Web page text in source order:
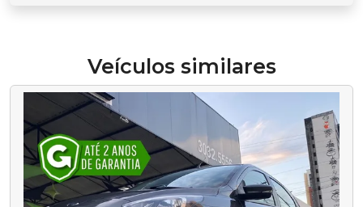
Veículos similares